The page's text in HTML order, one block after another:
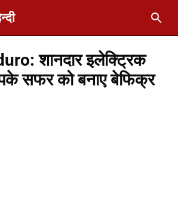
शानदार इलेक्ट्रिक
सफर को बनाए बेफिक्र